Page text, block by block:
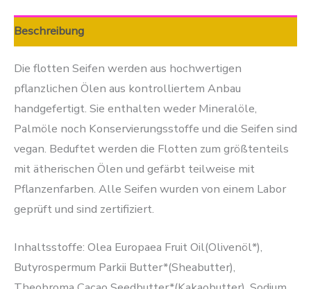
Beschreibung
Die flotten Seifen werden aus hochwertigen
pflanzlichen Ölen aus kontrolliertem Anbau
handgefertigt. Sie enthalten weder Mineralöle,
Palmöle noch Konservierungsstoffe und die Seifen sind
vegan. Beduftet werden die Flotten zum größtenteils
mit ätherischen Ölen und gefärbt teilweise mit
Pflanzenfarben. Alle Seifen wurden von einem Labor
geprüft und sind zertifiziert.
Inhaltsstoffe: Olea Europaea Fruit Oil(Olivenöl*),
Butyrospermum Parkii Butter*(Sheabutter),